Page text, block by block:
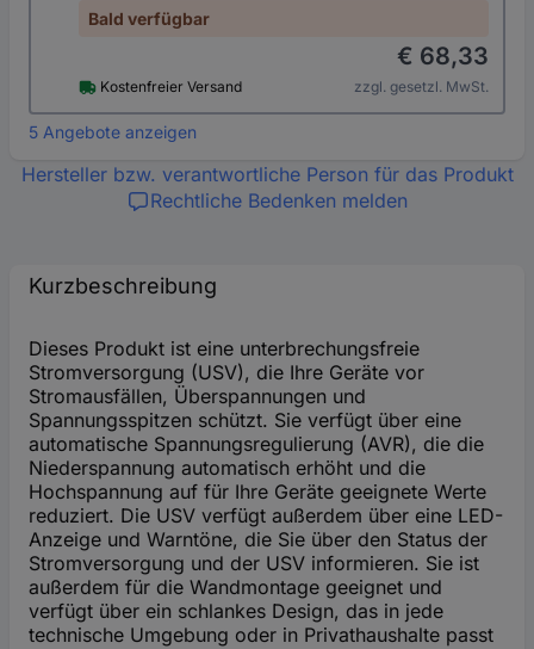
Bald verfügbar
Kostenfreier Versand
€ 68,33
zzgl. gesetzl. MwSt.
5 Angebote anzeigen
Hersteller bzw. verantwortliche Person für das Produkt
Rechtliche Bedenken melden
Kurzbeschreibung
Dieses Produkt ist eine unterbrechungsfreie
Stromversorgung (USV), die Ihre Geräte vor
Stromausfällen, Überspannungen und
Spannungsspitzen schützt. Sie verfügt über eine
automatische Spannungsregulierung (AVR), die die
Niederspannung automatisch erhöht und die
Hochspannung auf für Ihre Geräte geeignete Werte
reduziert. Die USV verfügt außerdem über eine LED-
Anzeige und Warntöne, die Sie über den Status der
Stromversorgung und der USV informieren. Sie ist
außerdem für die Wandmontage geeignet und
verfügt über ein schlankes Design, das in jede
technische Umgebung oder in Privathaushalte passt